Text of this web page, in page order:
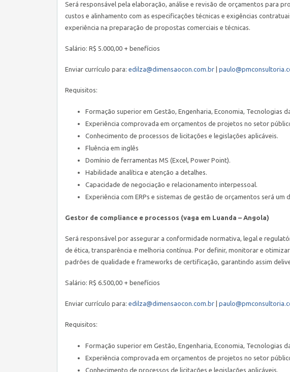
Será responsável pela elaboração, análise e revisão de orçamentos para
custos e alinhamento com as especificações técnicas e exigências
experiência na preparação de propostas comerciais e técnicas.
Salário: R$ 5.000,00 + benefícios
Enviar currículo para: edilza@dimensaocon.com.br
Requisitos:
Formação superior em Gestão, Engenharia, Economia, Tecnologias
Experiência comprovada em orçamentos de projetos no setor
Conhecimento de processos de licitações e legislações aplicáveis.
Fluência em inglês
Domínio de ferramentas MS (Excel, Power Point).
Habilidade analítica e atenção a detalhes.
Capacidade de negociação e relacionamento interpessoal.
Experiência com ERPs e sistemas de gestão de orçamentos será um
Gestor de compliance e processos (vaga em Luanda – Angola)
Será responsável por assegurar a conformidade normativa, legal e
de ética, transparência e melhoria contínua. Por definir, monitorar e
padrões de qualidade e frameworks de certificação, garantindo assim
Salário: R$ 6.500,00 + benefícios
Enviar currículo para: edilza@dimensaocon.com.br
Requisitos:
Formação superior em Gestão, Engenharia, Economia, Tecnologias
Experiência comprovada em orçamentos de projetos no setor
Conhecimento de processos de licitações e legislações aplicáveis.